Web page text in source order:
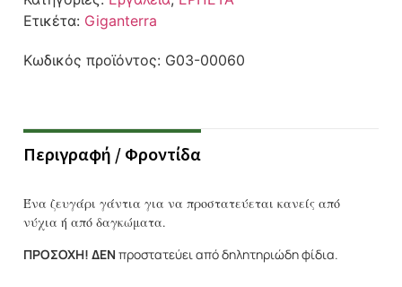
Ετικέτα: Giganterra
Κωδικός προϊόντος: G03-00060
Περιγραφή / Φροντίδα
Ένα ζευγάρι γάντια για να προστατεύεται κανείς από
νύχια ή από δαγκώματα.
ΠΡΟΣΟΧΗ! ΔΕΝ προστατεύει από δηλητηριώδη φίδια.